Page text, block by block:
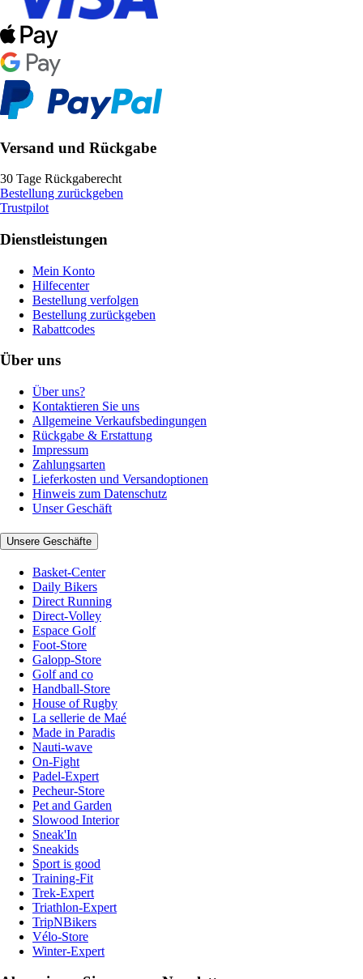
Versand und Rückgabe
30 Tage Rückgaberecht
Bestellung zurückgeben
Trustpilot
Dienstleistungen
Mein Konto
Hilfecenter
Bestellung verfolgen
Bestellung zurückgeben
Rabattcodes
Über uns
Über uns?
Kontaktieren Sie uns
Allgemeine Verkaufsbedingungen
Rückgabe & Erstattung
Impressum
Zahlungsarten
Lieferkosten und Versandoptionen
Hinweis zum Datenschutz
Unser Geschäft
Unsere Geschäfte
Basket-Center
Daily Bikers
Direct Running
Direct-Volley
Espace Golf
Foot-Store
Galopp-Store
Golf and co
Handball-Store
House of Rugby
La sellerie de Maé
Made in Paradis
Nauti-wave
On-Fight
Padel-Expert
Pecheur-Store
Pet and Garden
Slowood Interior
Sneak'In
Sneakids
Sport is good
Training-Fit
Trek-Expert
Triathlon-Expert
TripNBikers
Vélo-Store
Winter-Expert